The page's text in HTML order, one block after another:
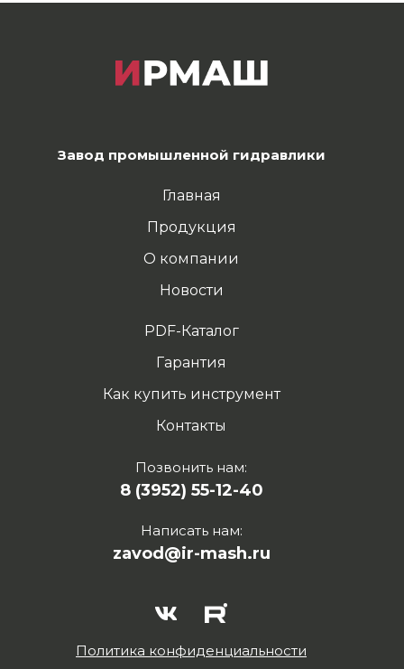
Завод промышленной гидравлики
Главная
Продукция
О компании
Новости
PDF-Каталог
Гарантия
Как купить инструмент
Контакты
Позвонить нам:
8 (3952) 55-12-40
Написать нам:
zavod@ir-mash.ru
Политика конфиденциальности